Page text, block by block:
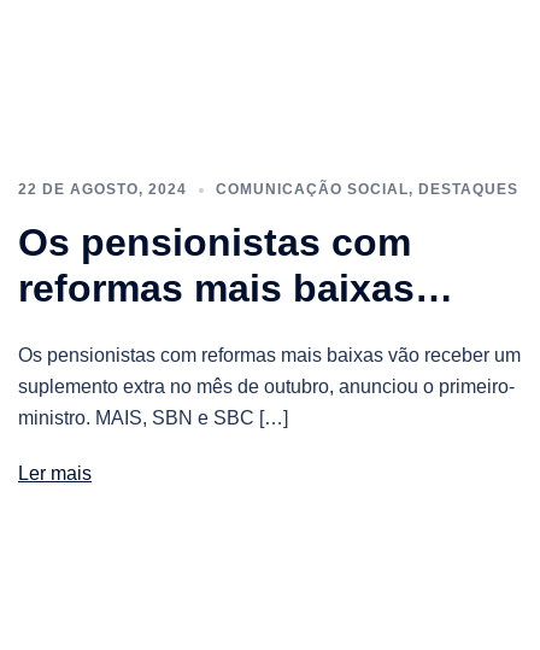
22 DE AGOSTO, 2024 COMUNICAÇÃO SOCIAL, DESTAQUES
Os pensionistas com
reformas mais baixas…
Os pensionistas com reformas mais baixas vão receber um
suplemento extra no mês de outubro, anunciou o primeiro-
ministro. MAIS, SBN e SBC […]
Ler mais